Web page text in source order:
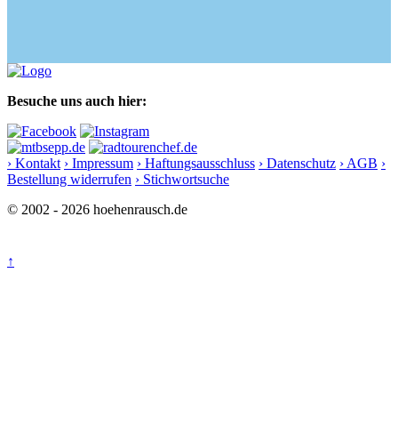
Besuche uns auch hier:
› Kontakt › Impressum › Haftungsausschluss › Datenschutz › AGB ›
Bestellung widerrufen › Stichwortsuche
© 2002 - 2026 hoehenrausch.de
↑